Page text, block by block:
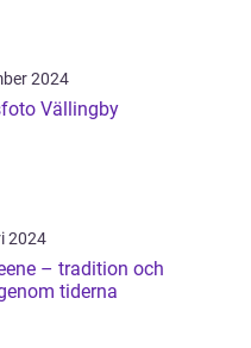
2024
Vällingby
2024
– tradition och
tiderna